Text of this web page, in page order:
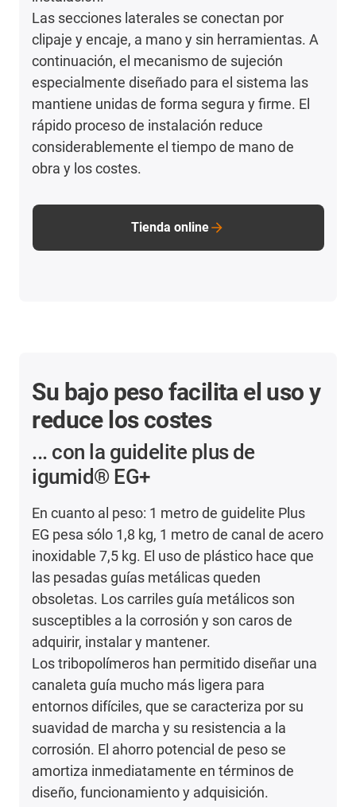
Las secciones laterales se conectan por
clipaje y encaje, a mano y sin herramientas. A
continuación, el mecanismo de sujeción
especialmente diseñado para el sistema las
mantiene unidas de forma segura y firme. El
rápido proceso de instalación reduce
considerablemente el tiempo de mano de
obra y los costes.
Tienda online
Su bajo peso facilita el uso y
reduce los costes
... con la guidelite plus de
igumid® EG+
En cuanto al peso: 1 metro de guidelite Plus
EG pesa sólo 1,8 kg, 1 metro de canal de acero
inoxidable 7,5 kg. El uso de plástico hace que
las pesadas guías metálicas queden
obsoletas. Los carriles guía metálicos son
susceptibles a la corrosión y son caros de
adquirir, instalar y mantener.
Los tribopolímeros han permitido diseñar una
canaleta guía mucho más ligera para
entornos difíciles, que se caracteriza por su
suavidad de marcha y su resistencia a la
corrosión. El ahorro potencial de peso se
amortiza inmediatamente en términos de
diseño, funcionamiento y adquisición.